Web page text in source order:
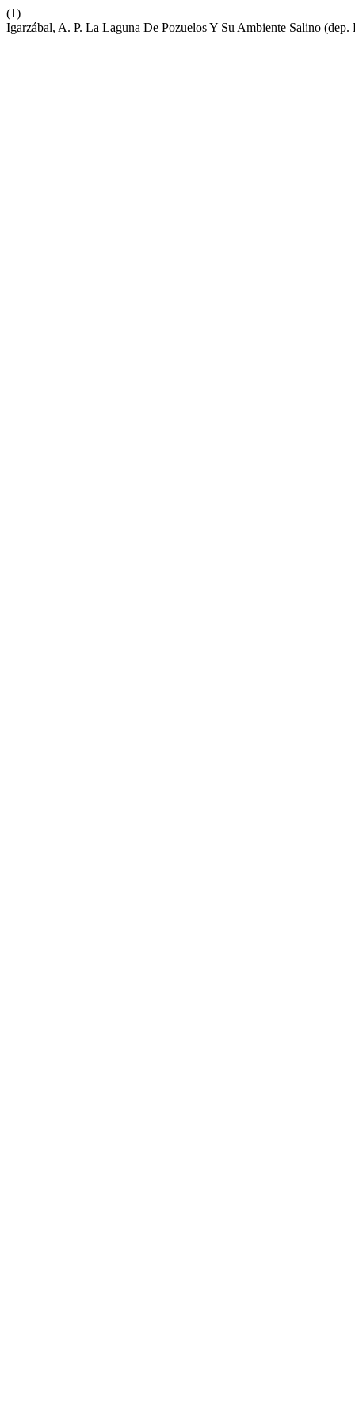
(1)
Igarzábal, A. P. La Laguna De Pozuelos Y Su Ambiente Salino